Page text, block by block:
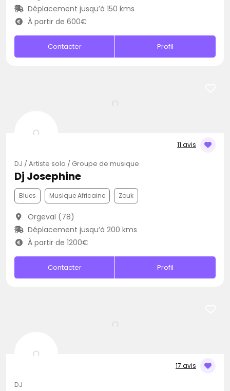
Déplacement jusqu’à 150 kms
À partir de 600€
Contacter Profil
11 avis
DJ / Artiste solo / Groupe de musique
Dj Josephine
Blues Musique Africaine Zouk
Orgeval (78)
Déplacement jusqu’à 200 kms
À partir de 1200€
Contacter Profil
17 avis
DJ